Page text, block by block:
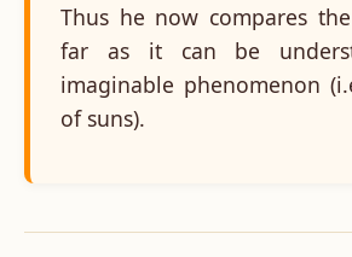
Thus he now compares
far as it can be
imaginable phenomenon
of suns).